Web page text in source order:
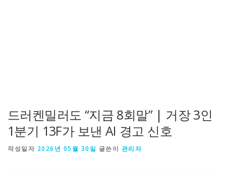
드러켄밀러도 “지금 8회말” | 거장 3인
1분기 13F가 보낸 AI 경고 신호
작성일자 2026년 05월 30일 글쓴이 관리자